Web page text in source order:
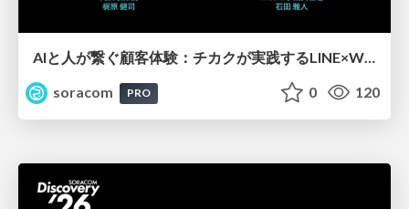
AIと人が繋ぐ顧客体験：チカクが実践するLINE×Wisora活用事例【SORACOM Discovery 2026】
soracom
PRO 0 120